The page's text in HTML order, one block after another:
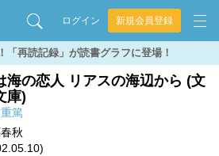
ログイン 新規会員登録
「再読記録」が読書グラフに登場！
海の恋人 リアスの海辺から (文
庫)
篤
秋